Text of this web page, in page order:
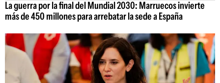
La guerra por la final del Mundial 2030: Marruecos invierte
más de 450 millones para arrebatar la sede a España